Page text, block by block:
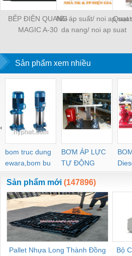
BẾP ĐIỆN QUANG
MAGIC A-30
Nồi áp suất/ noi ap suat
da nang/ noi ap suat
Quạt
Sản phẩm xem nhiều
bom truc dung
ewara,bom bu
ewara
BƠM ÁP LỰC
TỰ ĐỘNG
‹
Sản phẩm mới (147896)
Pallet Nhựa Long Thành Đồng
Bộ